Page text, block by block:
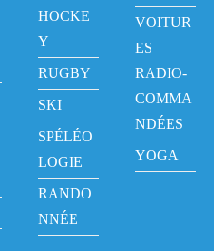
HOCKE
Y
RUGBY
SKI
SPÉLÉO
LOGIE
RANDO
NNÉE
VOITUR
ES
RADIO-
COMMA
NDÉES
YOGA